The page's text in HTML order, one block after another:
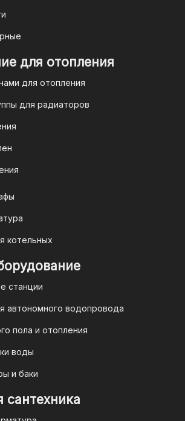
течение 3 рабочих дней.
и ИП необходимо
с оптовым отделом
почту
условия гарантии
"TIM-com Россия" Вы можете
в том, что мы действуем
действующего
Российской
и Ваши права, как
техники (котлы, газовые
вызывать
для отопления
для отопления
для радиаторов
котельных
станции
автономного водопровода
пола и отопления
воды
и баки